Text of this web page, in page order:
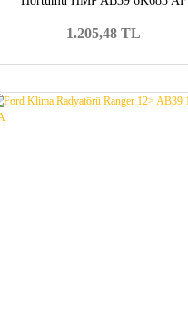
1.205,48 TL